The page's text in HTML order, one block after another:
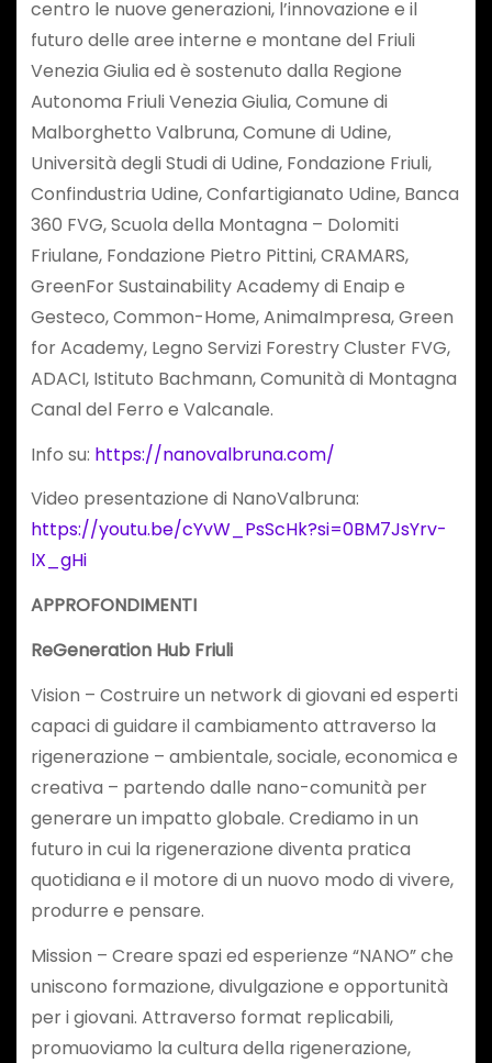
centro le nuove generazioni, l’innovazione e il
futuro delle aree interne e montane del Friuli
Venezia Giulia ed è sostenuto dalla Regione
Autonoma Friuli Venezia Giulia, Comune di
Malborghetto Valbruna, Comune di Udine,
Università degli Studi di Udine, Fondazione Friuli,
Confindustria Udine, Confartigianato Udine, Banca
360 FVG, Scuola della Montagna – Dolomiti
Friulane, Fondazione Pietro Pittini, CRAMARS,
GreenFor Sustainability Academy di Enaip e
Gesteco, Common-Home, AnimaImpresa, Green
for Academy, Legno Servizi Forestry Cluster FVG,
ADACI, Istituto Bachmann, Comunità di Montagna
Canal del Ferro e Valcanale.
Info su: https://nanovalbruna.com/
Video presentazione di NanoValbruna:
https://youtu.be/cYvW_PsScHk?si=0BM7JsYrv-
lX_gHi
APPROFONDIMENTI
ReGeneration Hub Friuli
Vision – Costruire un network di giovani ed esperti
capaci di guidare il cambiamento attraverso la
rigenerazione – ambientale, sociale, economica e
creativa – partendo dalle nano-comunità per
generare un impatto globale. Crediamo in un
futuro in cui la rigenerazione diventa pratica
quotidiana e il motore di un nuovo modo di vivere,
produrre e pensare.
Mission – Creare spazi ed esperienze “NANO” che
uniscono formazione, divulgazione e opportunità
per i giovani. Attraverso format replicabili,
promuoviamo la cultura della rigenerazione,